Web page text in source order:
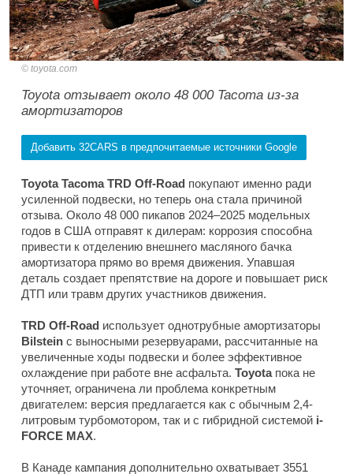
toyota.com
Toyota отзывает около 48 000 Tacoma из-за
амортизаторов
Добавить 32CARS в предпочитаемые источники Google
Toyota Tacoma TRD Off-Road покупают именно ради
усиленной подвески, но теперь она стала причиной
отзыва. Около 48 000 пикапов 2024–2025 модельных
годов в США отправят к дилерам: коррозия способна
привести к отделению внешнего масляного бачка
амортизатора прямо во время движения. Упавшая
деталь создает препятствие на дороге и повышает риск
ДТП или травм других участников движения.
TRD Off-Road использует однотрубные амортизаторы
Bilstein с выносными резервуарами, рассчитанные на
увеличенные ходы подвески и более эффективное
охлаждение при работе вне асфальта. Toyotaпока не
уточняет, ограничена ли проблема конкретным
двигателем: версия предлагается как с обычным 2,4-
литровым турбомотором, так и с гибридной системой i-
FORCE MAX.
В Канаде кампания дополнительно охватывает 3551